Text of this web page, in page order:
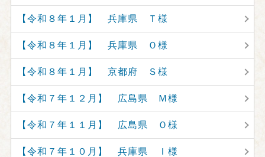
【令和８年１月】 兵庫県 Ｔ様
【令和８年１月】 兵庫県 Ｏ様
【令和８年１月】 京都府 Ｓ様
【令和７年１２月】 広島県 Ｍ様
【令和７年１１月】 広島県 Ｏ様
【令和７年１０月】 兵庫県 Ｉ様